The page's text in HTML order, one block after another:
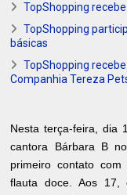
TopShopping
TopShopping
básicas
TopShopping
Companhia Tereza
Nesta terça-feira, dia
cantora Bárbara B
primeiro contato
flauta doce. Aos 17,